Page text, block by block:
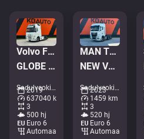
Volvo FH 500 6x2
GLOBE XL / RETARDER / DOUBLE BOGIE
Sadulveokid • M635-9922
2019
637040 km
3
500 hj
Euro 6
Automaat
MAN TGX 28.520 6x2
NEW VEHICLE ! / GX CAB / INTARDER / DOUBLE BOGIE
Sadulveokid • M521-6765
2023
1459 km
3
520 hj
Euro 6
Automaat